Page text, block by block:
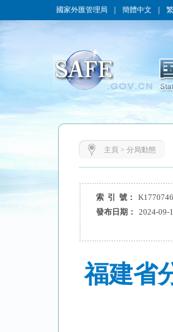
國家外匯管理局 簡體中文
主頁 > 分局動態
索 引 號：
發布日期：
2024-09-
福建省